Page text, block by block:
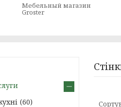
Мебельный магазин
Groster
60